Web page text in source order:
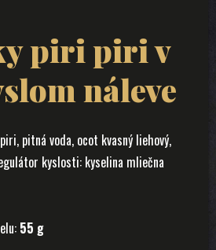
piri piri v
náleve
pitná voda, ocot kvasný liehový,
kyslosti: kyselina mliečna
55 g